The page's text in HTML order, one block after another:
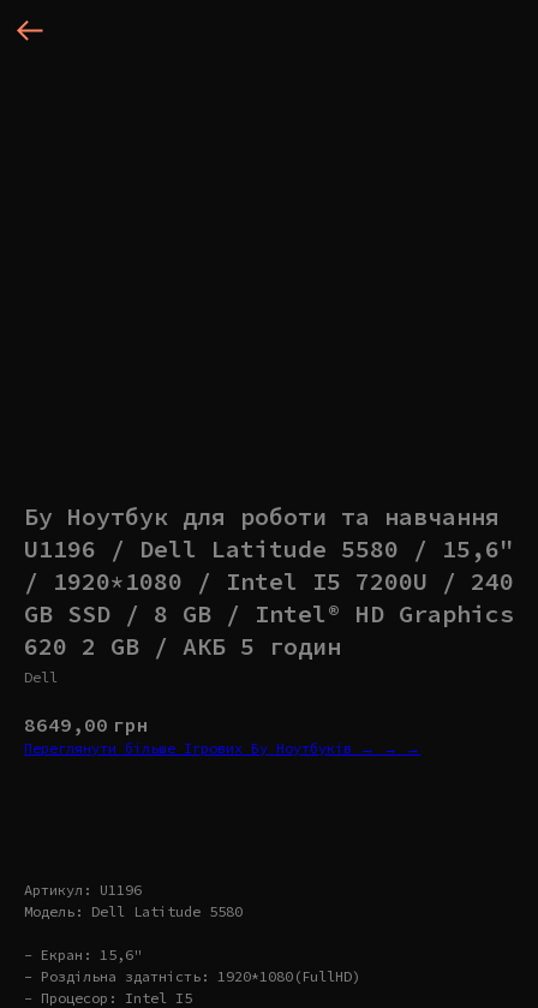
Бу Ноутбук для роботи та навчання
U1196 / Dell Latitude 5580 / 15,6"
/ 1920*1080 / Intel I5 7200U / 240
GB SSD / 8 GB / Intel® HD Graphics
620 2 GB / АКБ 5 годин
Dell
8649,00 грн
Переглянути більше Ігрових Бу Ноутбуків → → →
Артикул: U1196
Модель: Dell Latitude 5580
- Екран: 15,6"
- Роздільна здатність: 1920*1080(FullHD)
- Процесор: Intel I5